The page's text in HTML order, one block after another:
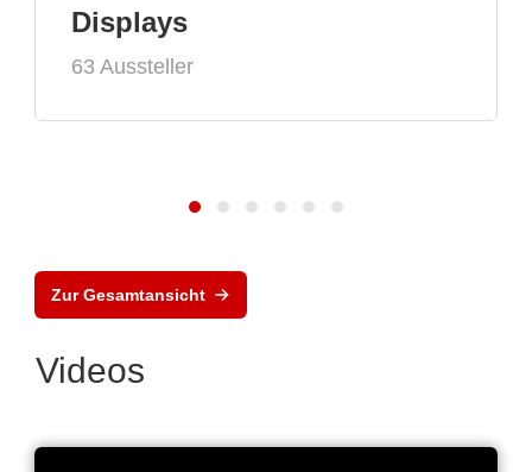
Displays
63 Aussteller
Zur Gesamtansicht
Videos